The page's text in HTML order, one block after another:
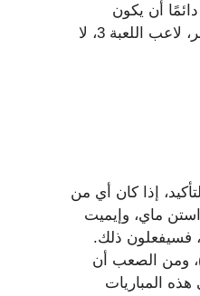
أن يكون
مراوغًا، هو بداية متضائلة للعبة 2 منذ عودته من قلق في الكتف. ومن المتوقع أن يبدو ووكر بوهلر، لاعب اللعبة 3، لا
إذا كان أي من
ماي، وإيميت
فسيفعلون ذلك.
ومن الصعب أن
واحد على الأقل في بطولة العالم. على الرغم من أنهم يتقدمون 2-1 في هذه المباريات